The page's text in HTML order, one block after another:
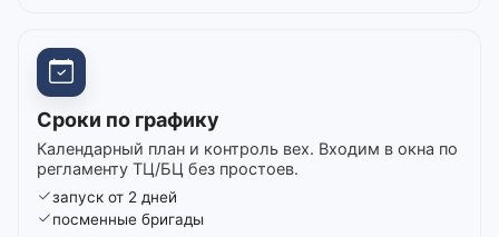
Сроки по графику
Календарный план и контроль вех. Входим в окна по
регламенту ТЦ/БЦ без простоев.
запуск от 2 дней
посменные бригады